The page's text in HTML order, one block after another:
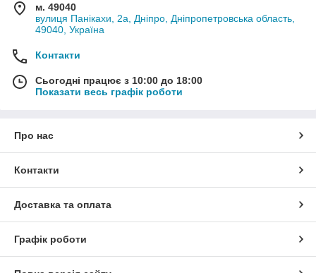
м. 49040
вулиця Панікахи, 2а, Дніпро, Дніпропетровська область,
49040, Україна
Контакти
Сьогодні працює з 10:00 до 18:00
Показати весь графік роботи
Про нас
Контакти
Доставка та оплата
Графік роботи